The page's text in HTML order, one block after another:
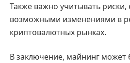
Также важно учитывать риски,
возможными изменениями в
криптовалютных рынках.
В заключение, майнинг